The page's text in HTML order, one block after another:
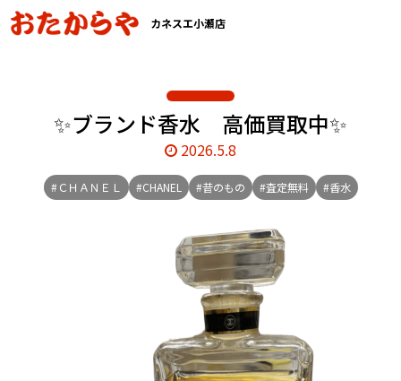
カネスエ小瀬店
✨ブランド香水 高価買取中✨
2026.5.8
#ＣＨＡＮＥＬ #CHANEL #昔のもの #査定無料 #香水